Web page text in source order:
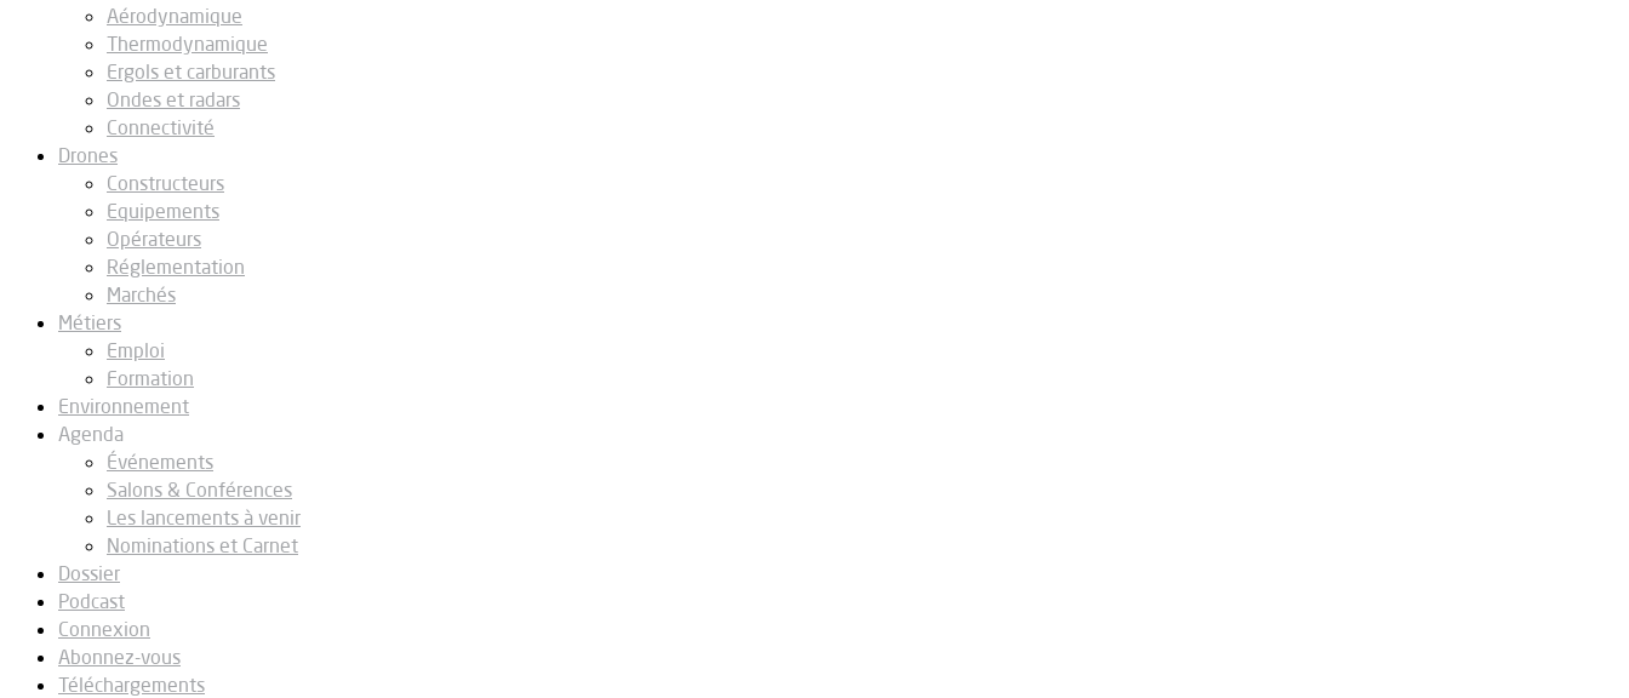
Aérodynamique
Thermodynamique
Ergols et carburants
Ondes et radars
Connectivité
Drones
Constructeurs
Equipements
Opérateurs
Réglementation
Marchés
Métiers
Emploi
Formation
Environnement
Agenda
Événements
Salons & Conférences
Les lancements à venir
Nominations et Carnet
Dossier
Podcast
Connexion
Abonnez-vous
Téléchargements